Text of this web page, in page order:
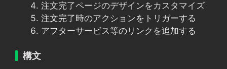
注文完了ページのデザインをカスタマイズ
注文完了時のアクションをトリガーする
アフターサービス等のリンクを追加する
構文